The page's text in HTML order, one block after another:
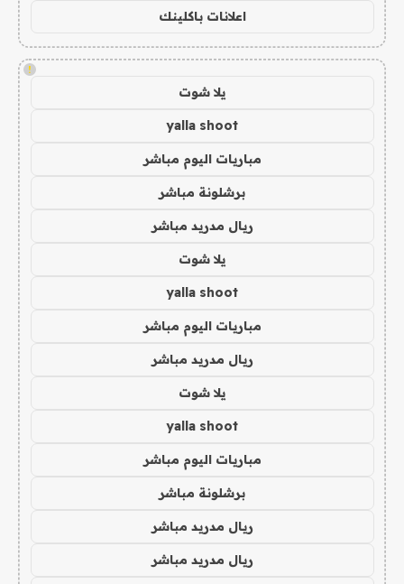
اعلانات باكلينك
!
يلا شوت
yalla shoot
مباريات اليوم مباشر
برشلونة مباشر
ريال مدريد مباشر
يلا شوت
yalla shoot
مباريات اليوم مباشر
ريال مدريد مباشر
يلا شوت
yalla shoot
مباريات اليوم مباشر
برشلونة مباشر
ريال مدريد مباشر
ريال مدريد مباشر